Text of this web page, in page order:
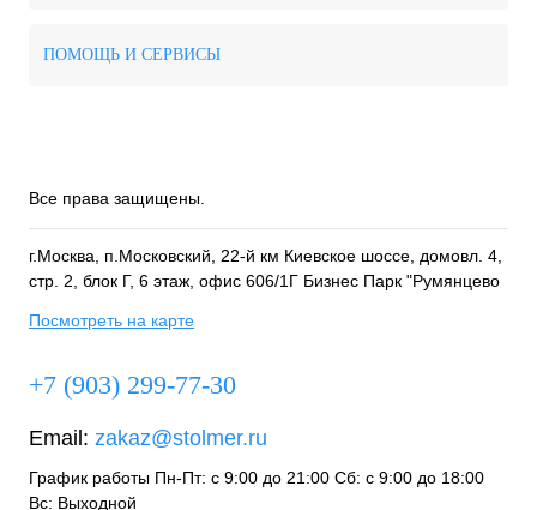
ПОМОЩЬ И СЕРВИСЫ
Все права защищены.
г.Москва, п.Московский, 22-й км Киевское шоссе, домовл. 4,
стр. 2, блок Г, 6 этаж, офис 606/1Г Бизнес Парк "Румянцево
Посмотреть на карте
+7 (903) 299-77-30
Email: zakaz@stolmer.ru
График работы Пн-Пт: с 9:00 до 21:00 Сб: с 9:00 до 18:00
Вс: Выходной